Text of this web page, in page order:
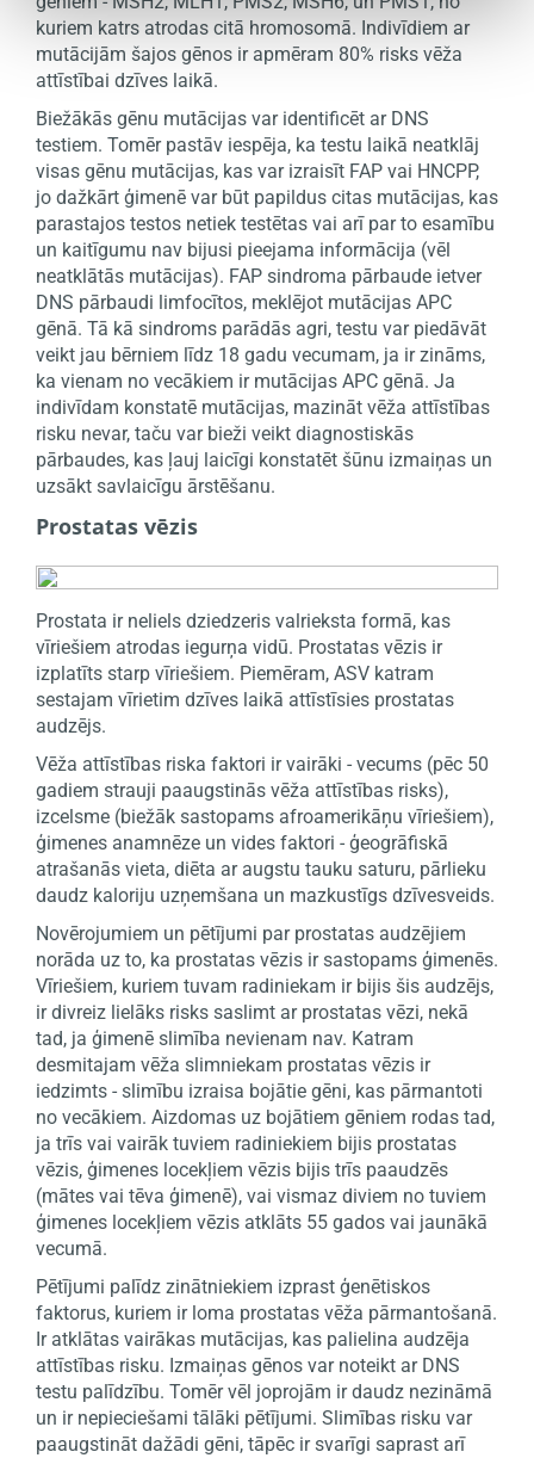
kuriem katrs atrodas citā hromosomā. Indivīdiem ar
mutācijām šajos gēnos ir apmēram 80% risks vēža
attīstībai dzīves laikā.
Biežākās gēnu mutācijas var identificēt ar DNS
testiem. Tomēr pastāv iespēja, ka testu laikā neatklāj
visas gēnu mutācijas, kas var izraisīt FAP vai HNCPP,
jo dažkārt ģimenē var būt papildus citas mutācijas, kas
parastajos testos netiek testētas vai arī par to esamību
un kaitīgumu nav bijusi pieejama informācija (vēl
neatklātās mutācijas). FAP sindroma pārbaude ietver
DNS pārbaudi limfocītos, meklējot mutācijas APC
gēnā. Tā kā sindroms parādās agri, testu var piedāvāt
veikt jau bērniem līdz 18 gadu vecumam, ja ir zināms,
ka vienam no vecākiem ir mutācijas APC gēnā. Ja
indivīdam konstatē mutācijas, mazināt vēža attīstības
risku nevar, taču var bieži veikt diagnostiskās
pārbaudes, kas ļauj laicīgi konstatēt šūnu izmaiņas un
uzsākt savlaicīgu ārstēšanu.
Prostatas vēzis
Prostata ir neliels dziedzeris valrieksta formā, kas
vīriešiem atrodas iegurņa vidū. Prostatas vēzis ir
izplatīts starp vīriešiem. Piemēram, ASV katram
sestajam vīrietim dzīves laikā attīstīsies prostatas
audzējs.
Vēža attīstības riska faktori ir vairāki - vecums (pēc 50
gadiem strauji paaugstinās vēža attīstības risks),
izcelsme (biežāk sastopams afroamerikāņu vīriešiem),
ģimenes anamnēze un vides faktori - ģeogrāfiskā
atrašanās vieta, diēta ar augstu tauku saturu, pārlieku
daudz kaloriju uzņemšana un mazkustīgs dzīvesveids.
Novērojumiem un pētījumi par prostatas audzējiem
norāda uz to, ka prostatas vēzis ir sastopams ģimenēs.
Vīriešiem, kuriem tuvam radiniekam ir bijis šis audzējs,
ir divreiz lielāks risks saslimt ar prostatas vēzi, nekā
tad, ja ģimenē slimība nevienam nav. Katram
desmitajam vēža slimniekam prostatas vēzis ir
iedzimts - slimību izraisa bojātie gēni, kas pārmantoti
no vecākiem. Aizdomas uz bojātiem gēniem rodas tad,
ja trīs vai vairāk tuviem radiniekiem bijis prostatas
vēzis, ģimenes locekļiem vēzis bijis trīs paaudzēs
(mātes vai tēva ģimenē), vai vismaz diviem no tuviem
ģimenes locekļiem vēzis atklāts 55 gados vai jaunākā
vecumā.
Pētījumi palīdz zinātniekiem izprast ģenētiskos
faktorus, kuriem ir loma prostatas vēža pārmantošanā.
Ir atklātas vairākas mutācijas, kas palielina audzēja
attīstības risku. Izmaiņas gēnos var noteikt ar DNS
testu palīdzību. Tomēr vēl joprojām ir daudz nezināmā
un ir nepieciešami tālāki pētījumi. Slimības risku var
paaugstināt dažādi gēni, tāpēc ir svarīgi saprast arī